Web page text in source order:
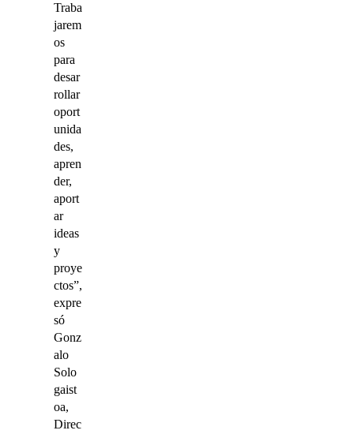
Traba
jarem
os
para
desar
rollar
oport
unida
des,
apren
der,
aport
ar
ideas
y
proye
ctos”,
expre
só
Gonz
alo
Solo
gaist
oa,
Direc